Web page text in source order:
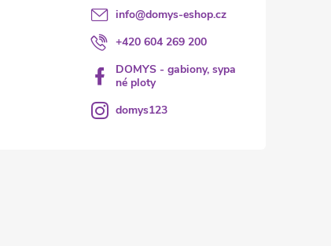
info@domys-eshop.cz
+420 604 269 200
DOMYS - gabiony, sypa
né ploty
domys123